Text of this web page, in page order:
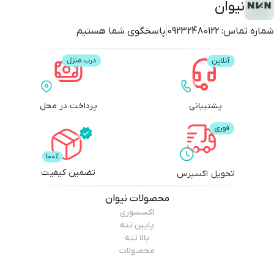
نیوان
شماره تماس: 09232480122 پاسخگوی شما هستیم
پشتیبانی پرداخت در محل
تحویل اکسپرس تضمین کیفیت
محصولات نیوان
اکسسوری
پایین تنه
بالا تنه
محصولات